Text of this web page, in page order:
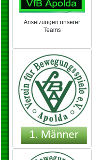
Ansetzungen unserer
Teams